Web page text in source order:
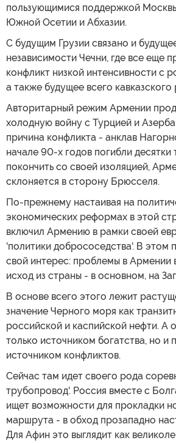
пользующимися поддержкой
Южной Осетии и Абхазии.
С будущим Грузии связано и
независимости Чечни, где все еще
конфликт низкой интенсивности с
а также будущее всего кавказского
Авторитарный режим Армении
холодную войну с Турцией и
причина конфликта - анклав
начале 90-х годов погибли
покончить со своей изоляцией,
склоняется в сторону Брюсселя.
По-прежнему настаивая на
экономических реформах в этой
включил Армению в рамки своей
'политики добрососедства'. В этом
свой интерес: проблемы в Армении
исход из страны - в основном, на
В основе всего этого лежит
значение Черного моря как
российской и каспийской нефти. А
только источником богатства, но и
источником конфликтов.
Сейчас там идет своего рода
трубопровод'. Россия вместе с
ищет возможности для прокладки
маршрута - в обход прозападно
Для Афин это выглядит как